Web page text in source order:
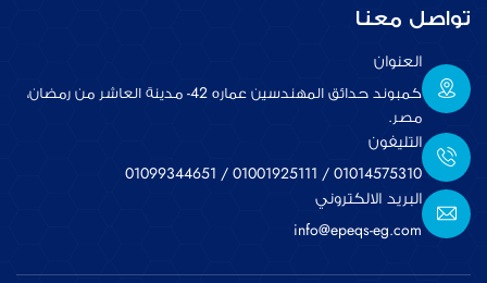
تواصل معنا
العنوان
كمبوند حدائق المهندسين عماره 42- مدينة العاشر من رمضان،
مصر.
التليفون
01014575310
/
01001925111
/
01099344651
البريد الالكتروني
info@epeqs-eg.com